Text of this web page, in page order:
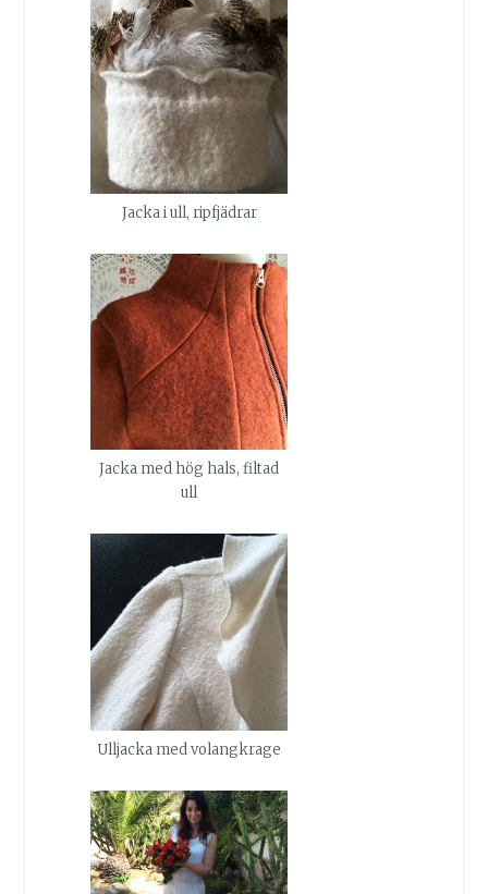
Jacka i ull, ripfjädrar
Jacka med hög hals, filtad
ull
Ulljacka med volangkrage